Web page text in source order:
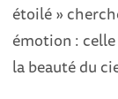
étoilé »
émotion :
la beauté du